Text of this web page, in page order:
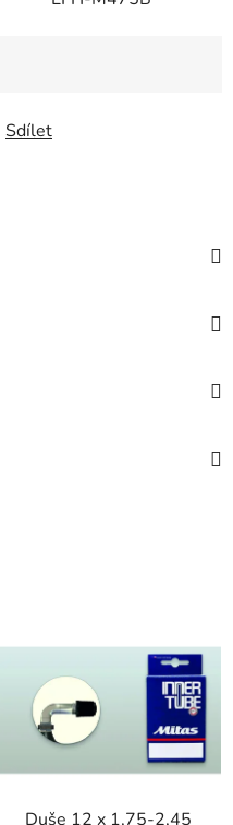
Sdílet
Duše 12 x 1,75-2,45